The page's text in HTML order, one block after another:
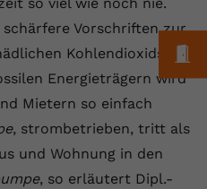
Vorschriften zur
Kohlendioxids in
Energieträgern wird
Mietern so einfach
, strombetrieben, tritt als
und Wohnung in den
, so erläutert Dipl.-
Unter anderem eine
ID, für die
Ihrer
Einstellungen, falls der
dies eingestellt
zur Nutzung der
Ads für das
Tracking verwendet, um
der Nutzung auf unserer
anzeigen
externe Inhalte,
anzubieten.
anzeigen